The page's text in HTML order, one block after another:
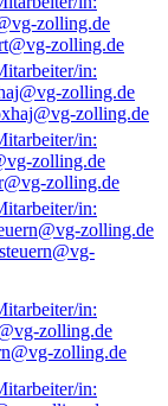
zolling.de
zolling.de
zolling.de
zolling.de